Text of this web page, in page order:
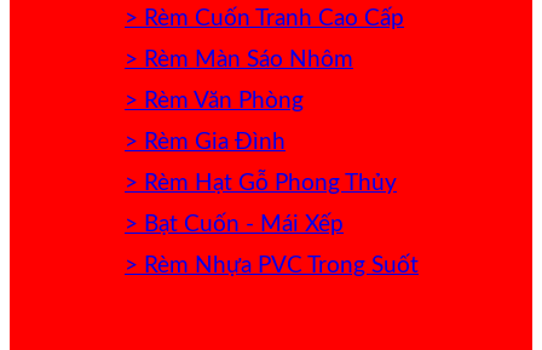
> Rèm Cuốn Tranh Cao Cấp
> Rèm Màn Sáo Nhôm
> Rèm Văn Phòng
> Rèm Gia Đình
> Rèm Hạt Gỗ Phong Thủy
> Bạt Cuốn - Mái Xếp
> Rèm Nhựa PVC Trong Suốt